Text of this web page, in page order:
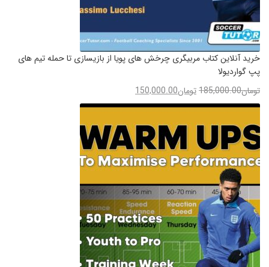
خرید آنلاین کتاب مربیگری چرخش های پویا از بازیسازی تا حمله تیم های
پپ گواردیولا
تومان185,000.00تومان150,000.00